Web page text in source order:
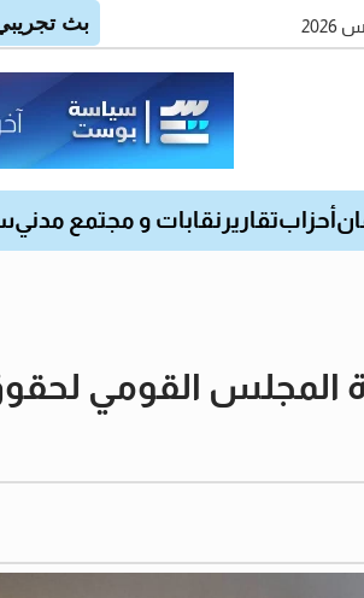
أحزابتقارير نقابات و مجتمع مدني
القومي